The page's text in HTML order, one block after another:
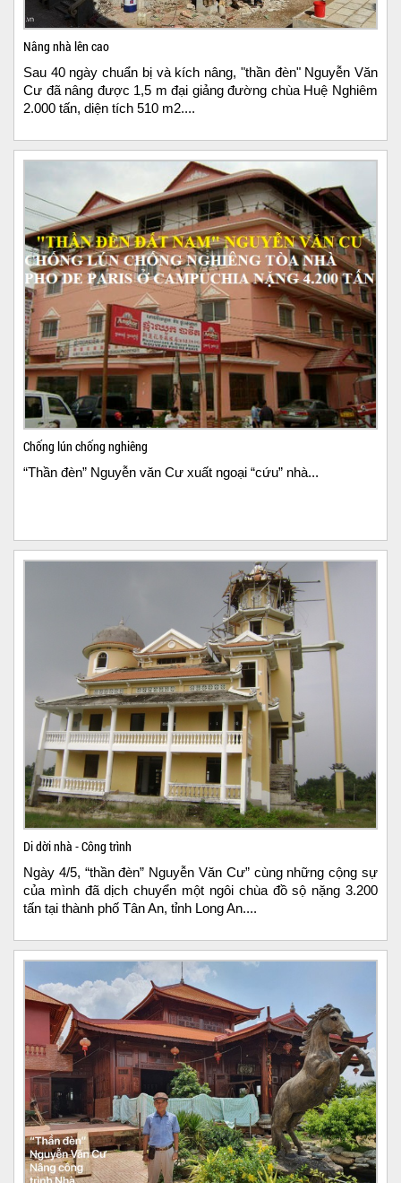
123456 1345 1345678 13456
1234567 13456
Nâng nhà lên cao
Sau 40 ngày chuẩn bị và kích nâng, "thần đèn" Nguyễn Văn
Cư đã nâng được 1,5 m đại giảng đường chùa Huệ Nghiêm
2.000 tấn, diện tích 510 m2....
Chống lún chống nghiêng
“Thần đèn” Nguyễn văn Cư xuất ngoại “cứu” nhà...
Di dời nhà - Công trình
Ngày 4/5, “thần đèn” Nguyễn Văn Cư” cùng những cộng sự
của mình đã dịch chuyển một ngôi chùa đồ sộ nặng 3.200
tấn tại thành phố Tân An, tỉnh Long An....